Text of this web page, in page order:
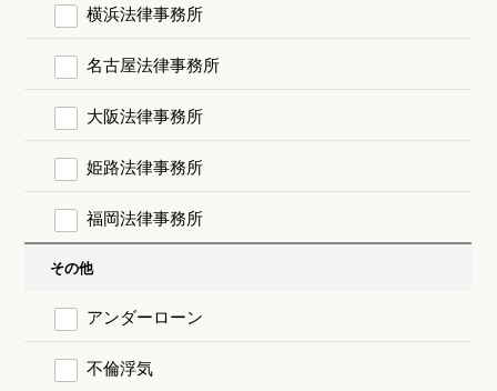
横浜法律事務所
名古屋法律事務所
大阪法律事務所
姫路法律事務所
福岡法律事務所
その他
アンダーローン
不倫浮気